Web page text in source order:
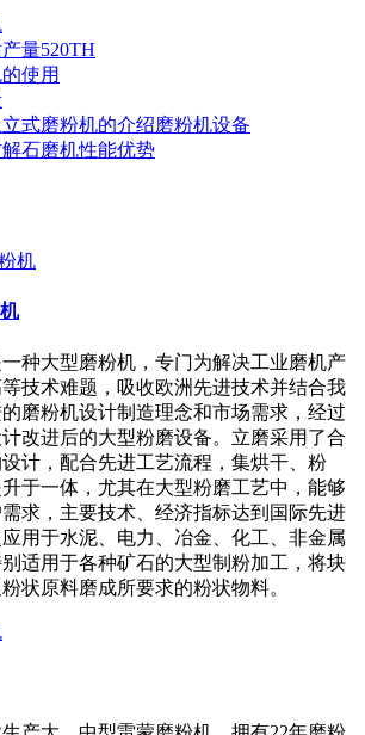
量520TH
使用
式磨粉机的介绍磨粉机设备
石磨机性能优势
种大型磨粉机，专门为解决工业磨机产
技术难题，吸收欧洲先进技术并结合我
磨粉机设计制造理念和市场需求，经过
改进后的大型粉磨设备。立磨采用了合
计，配合先进工艺流程，集烘干、粉
于一体，尤其在大型粉磨工艺中，能够
求，主要技术、经济指标达到国际先进
用于水泥、电力、冶金、化工、非金属
适用于各种矿石的大型制粉加工，将块
状原料磨成所要求的粉状物料。